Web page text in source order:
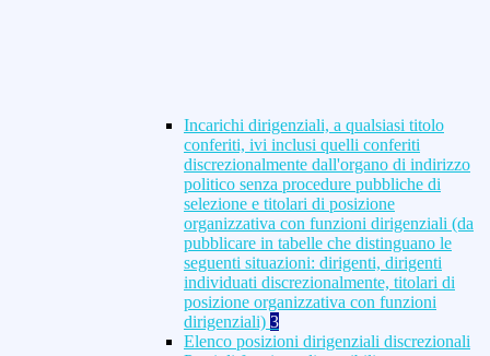
Incarichi dirigenziali, a qualsiasi titolo
conferiti, ivi inclusi quelli conferiti
discrezionalmente dall'organo di indirizzo
politico senza procedure pubbliche di
selezione e titolari di posizione
organizzativa con funzioni dirigenziali (da
pubblicare in tabelle che distinguano le
seguenti situazioni: dirigenti, dirigenti
individuati discrezionalmente, titolari di
posizione organizzativa con funzioni
dirigenziali) 3
Elenco posizioni dirigenziali discrezionali